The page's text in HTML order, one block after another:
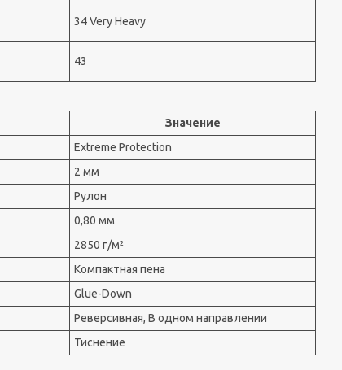
34 Very Heavy
43
Значение
Extreme Protection
2 мм
Рулон
0,80 мм
2850 г/м²
Компактная пена
Glue-Down
Реверсивная, В одном направлении
Тиснение